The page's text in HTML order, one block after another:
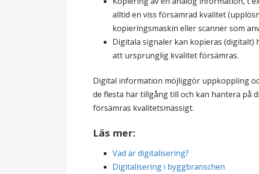
alltid en viss försämrad kvalitet
kopieringsmaskin eller scanner som
Digitala signaler kan kopieras (digitalt)
att ursprunglig kvalitet försämras.
Digital information möjliggör uppkoppling
de flesta har tillgång till och kan hantera på
försämras kvalitetsmässigt.
Läs mer:
Vad är digitalisering?
Digitalisering i byggbranschen